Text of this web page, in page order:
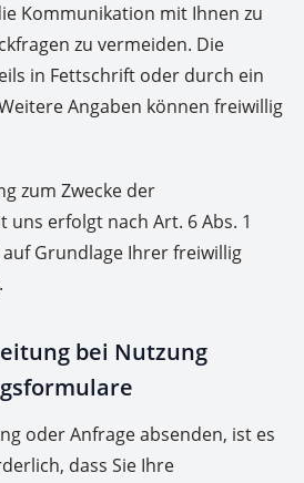
Kommunikation mit Ihnen zu
zu vermeiden. Die
in Fettschrift oder durch ein
Angaben können freiwillig
zum Zwecke der
erfolgt nach Art. 6 Abs. 1
auf Grundlage Ihrer freiwillig
bei Nutzung
oder Anfrage absenden, ist es
dass Sie Ihre